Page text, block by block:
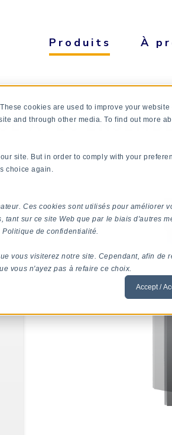
cookies are used to improve your
and through other media. To find out more
site. But in order to comply with your
choice again.
Ces cookies sont utilisés pour améliorer
tant sur ce site Web que par le biais d'autres
de confidentialité.
vous visiterez notre site. Cependant, afin de
vous n'ayez pas à refaire ce choix.
Accept /
Produits À
AVEC